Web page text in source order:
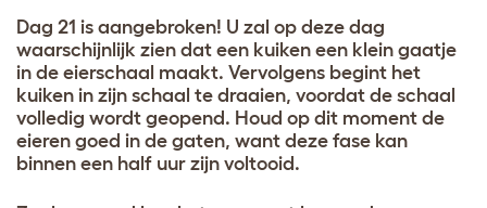
Dag 21 is aangebroken! U zal op deze dag
waarschijnlijk zien dat een kuiken een klein gaatje
in de eierschaal maakt. Vervolgens begint het
kuiken in zijn schaal te draaien, voordat de schaal
volledig wordt geopend. Houd op dit moment de
eieren goed in de gaten, want deze fase kan
binnen een half uur zijn voltooid.